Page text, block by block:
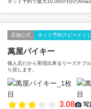
ネット予約で最大10,000円分の
店舗公式 ネット予約スピードく
萬屋パイキー
個人店だから実現出来るリーズナブ
り戻します。
3.08 写